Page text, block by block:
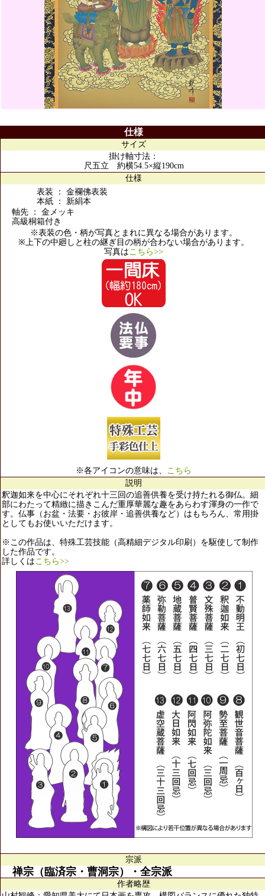
仕様
サイズ
掛け軸寸法：
尺五立 約横54.5×縦190cm
仕様
表装 ： 金襴佛表装
本紙 ： 新絹本
軸先 ： 金メッキ
高級桐箱付き
※表装の色・柄が写真とまれに異なる場合があります。
※上下の中廻しと柱の継ぎ目の柄が合わない場合があります。
写真はこちら>>
※各アイコンの意味は、 こちら
説明
釈迦如来を中心にそれぞれ十三回の追善供養を受け持たれる御仏。細
部にわたって精緻に描きこんだ重厚華麗な趣をあらわす渾身の一作で
す。仏事（お盆・法要・お彼岸・追善供養など）はもちろん、常用掛
としてもお使いいただけます。
※この作品は、特殊工芸技能（高精細デジタル印刷）を駆使して制作
した作品です。
詳しくはこちら>>
宗派
禅宗（臨済宗・曹洞宗）・全宗派
作者略歴